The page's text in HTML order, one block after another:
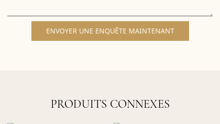
ENVOYER UNE ENQUÊTE MAINTENANT
PRODUITS CONNEXES